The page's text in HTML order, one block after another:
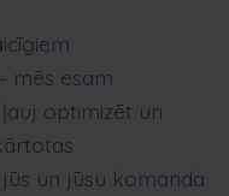
mēs esam
optimizēt un
un jūsu komanda